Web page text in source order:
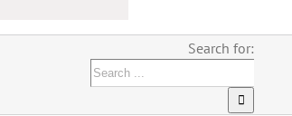
Search for: